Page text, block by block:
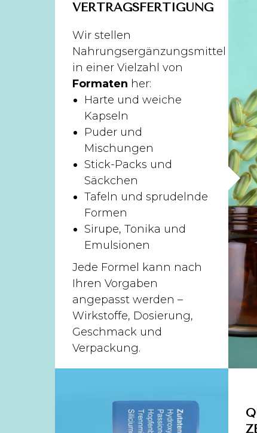
VERTRAGSFERTIGUNG
Wir stellen
Nahrungsergänzungsmittel
in einer Vielzahl von
Formaten her:
Harte und weiche
Kapseln
Puder und
Mischungen
Stick-Packs und
Säckchen
Tafeln und sprudelnde
Formen
Sirupe, Tonika und
Emulsionen
Jede Formel kann nach
Ihren Vorgaben
angepasst werden –
Wirkstoffe, Dosierung,
Geschmack und
Verpackung.